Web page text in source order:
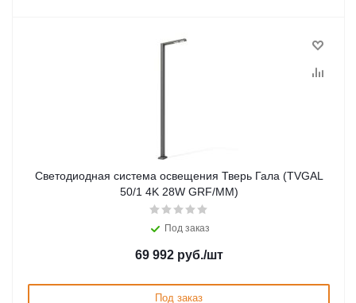
Светодиодная система освещения Тверь Гала (TVGAL
50/1 4K 28W GRF/MM)
Под заказ
69 992руб./шт
Под заказ